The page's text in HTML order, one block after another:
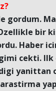
gordum.
bir
Haber
cekti. Ilk
yanittan